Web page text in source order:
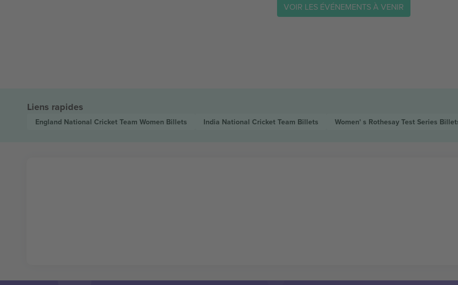
VOIR LES ÉVÉNEMENTS À VENIR
Liens rapides
England National Cricket Team Women Billets India National Cricket Team Billets Women' s Rothesay Test Series